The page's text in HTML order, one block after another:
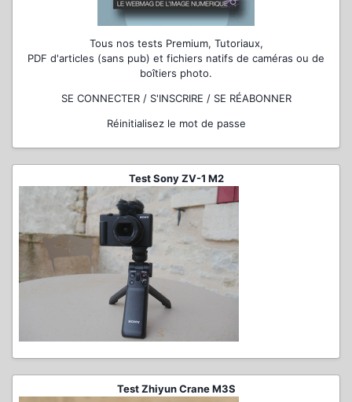
Tous nos tests Premium, Tutoriaux,
PDF d'articles (sans pub) et fichiers natifs de caméras ou de
boîtiers photo.
SE CONNECTER / S'INSCRIRE / SE RÉABONNER
Réinitialisez le mot de passe
Test Sony ZV-1 M2
Test Zhiyun Crane M3S